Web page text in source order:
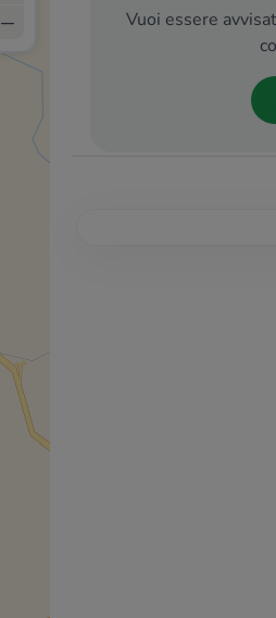
Vuoi essere
–